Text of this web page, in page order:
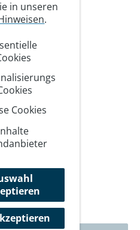
Trekking
Rad
in unseren
.
Cookies